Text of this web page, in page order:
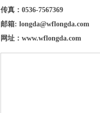
传真：0536-7567369
邮箱: longda@wflongda.com
网址：www.wflongda.com